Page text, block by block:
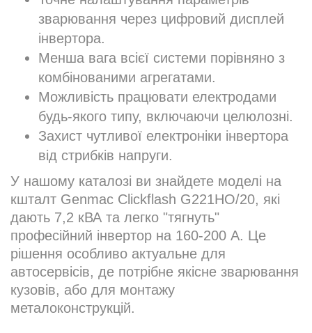
зварювання через цифровий дисплей
інвертора.
Менша вага всієї системи порівняно з
комбінованими агрегатами.
Можливість працювати електродами
будь-якого типу, включаючи целюлозні.
Захист чутливої електроніки інвертора
від стрибків напруги.
У нашому каталозі ви знайдете моделі на
кшталт Genmac Clickflash G221HO/20, які
дають 7,2 кВА та легко "тягнуть"
професійний інвертор на 160-200 А. Це
рішення особливо актуальне для
автосервісів, де потрібне якісне зварювання
кузовів, або для монтажу
металоконструкцій.